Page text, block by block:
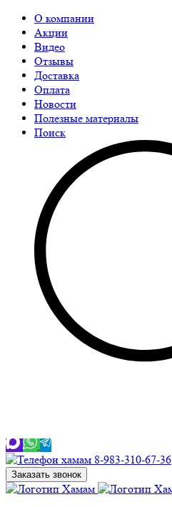
О компании
Акции
Видео
Отзывы
Доставка
Оплата
Новости
Полезные материалы
Поиск
8-983-310-67-36
Заказать звонок